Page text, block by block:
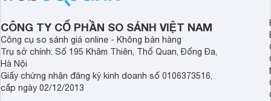
dùng đang tìm kiếm một mẫu máy rửa
bát cao cấp.
CÔNG TY CỔ PHẦN SO SÁNH VIỆT NAM
Công cụ so sánh giá online - Không bán hàng
Trụ sở chính: Số 195 Khâm Thiên, Thổ Quan, Đống Đa,
Hà Nội
Giấy chứng nhận đăng ký kinh doanh số 0106373516,
cấp ngày 02/12/2013